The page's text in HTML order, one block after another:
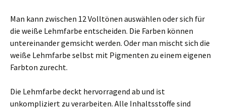
Man kann zwischen 12 Volltönen auswählen oder sich für
die weiße Lehmfarbe entscheiden. Die Farben können
untereinander gemsicht werden. Oder man mischt sich die
weiße Lehmfarbe selbst mit Pigmenten zu einem eigenen
Farbton zurecht.
Die Lehmfarbe deckt hervorragend ab und ist
unkompliziert zu verarbeiten. Alle Inhaltsstoffe sind